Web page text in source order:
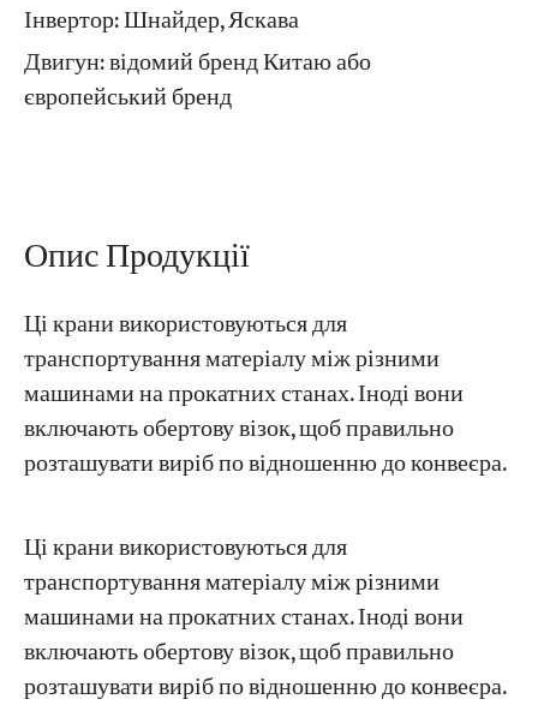
Про нас
Зв'яжіться з нами
Інвертор: Шнайдер, Яскава
Двигун: відомий бренд Китаю або
європейський бренд
Опис Продукції
Ці крани використовуються для
транспортування матеріалу між різними
машинами на прокатних станах. Іноді вони
включають обертову візок, щоб правильно
розташувати виріб по відношенню до конвеєра.
Ці крани використовуються для
транспортування матеріалу між різними
машинами на прокатних станах. Іноді вони
включають обертову візок, щоб правильно
розташувати виріб по відношенню до конвеєра.